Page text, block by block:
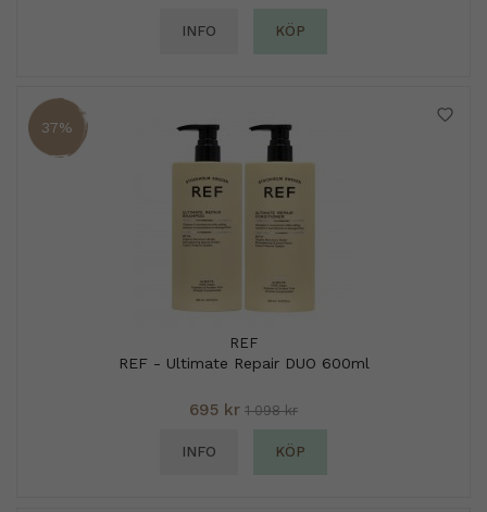
INFO KÖP
37%
REF
REF - Ultimate Repair DUO 600ml
695 kr 1 098 kr
INFO KÖP